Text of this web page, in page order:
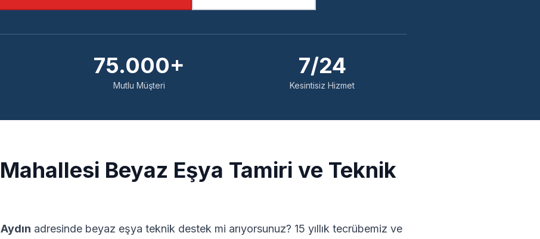
75.000+
Mutlu Müşteri
7/24
Kesintisiz Hizmet
Mahallesi Beyaz Eşya Tamiri ve Teknik
Aydın adresinde beyaz eşya teknik destek mi arıyorsunuz? 15 yıllık tecrübemiz ve